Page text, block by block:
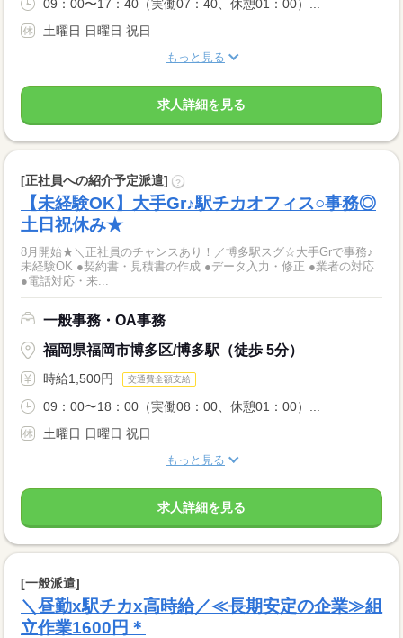
09：00〜17：40（実働07：40、休憩01：00）...
土曜日 日曜日 祝日
もっと見る
求人詳細を見る
[正社員への紹介予定派遣] ?
【未経験OK】大手Gr♪駅チカオフィス○事務◎
土日祝休み★
8月開始★＼正社員のチャンスあり！／博多駅スグ☆大手Grで事務♪
未経験OK ●契約書・見積書の作成 ●データ入力・修正 ●業者の対応
●電話対応・来...
一般事務・OA事務
福岡県福岡市博多区/博多駅（徒歩 5分）
時給1,500円 交通費全額支給
09：00〜18：00（実働08：00、休憩01：00）...
土曜日 日曜日 祝日
もっと見る
求人詳細を見る
[一般派遣]
＼昼勤x駅チカx高時給／≪長期安定の企業≫組
立作業1600円＊